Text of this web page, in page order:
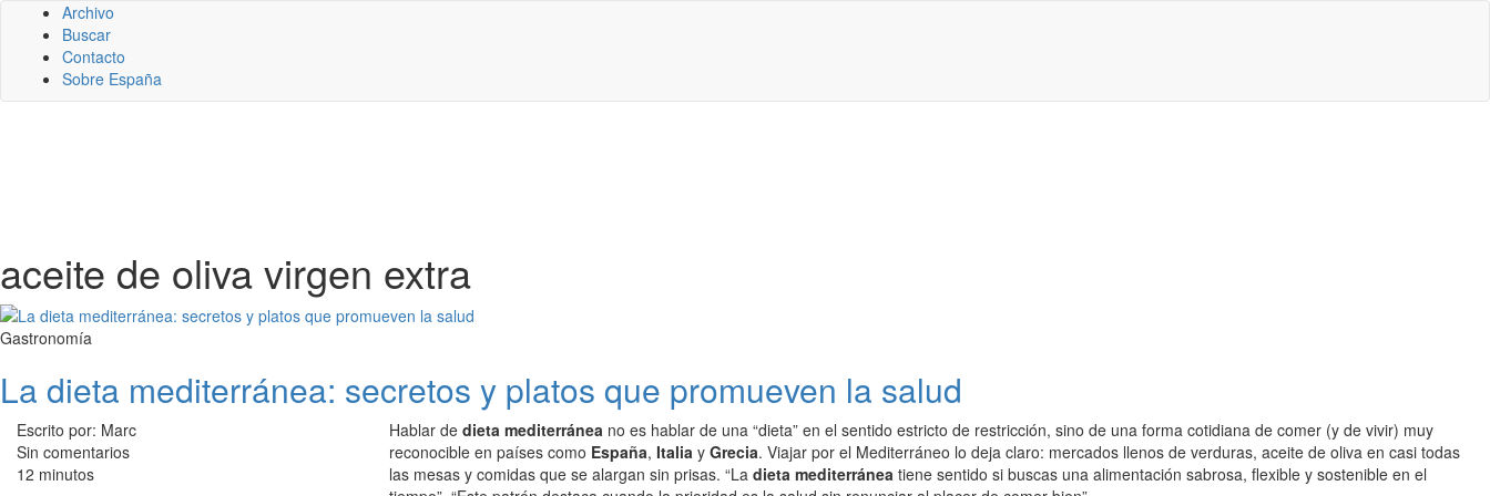
Archivo
Buscar
Contacto
Sobre España
aceite de oliva virgen extra
Gastronomía
La dieta mediterránea: secretos y platos que promueven la salud
Escrito por: Marc
Sin comentarios
12 minutos
Hablar de dieta mediterránea no es hablar de una “dieta” en el sentido estricto de restricción, sino de una forma cotidiana de comer (y de vivir) muy
reconocible en países como España, Italia y Grecia. Viajar por el Mediterráneo lo deja claro: mercados llenos de verduras, aceite de oliva en casi todas
las mesas y comidas que se alargan sin prisas. “La dieta mediterránea tiene sentido si buscas una alimentación sabrosa, flexible y sostenible en el